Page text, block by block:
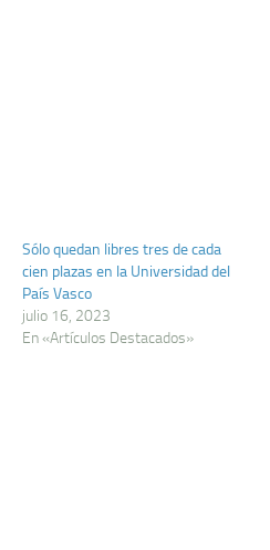
Sólo quedan libres tres de cada
cien plazas en la Universidad del
País Vasco
julio 16, 2023
En «Artículos Destacados»